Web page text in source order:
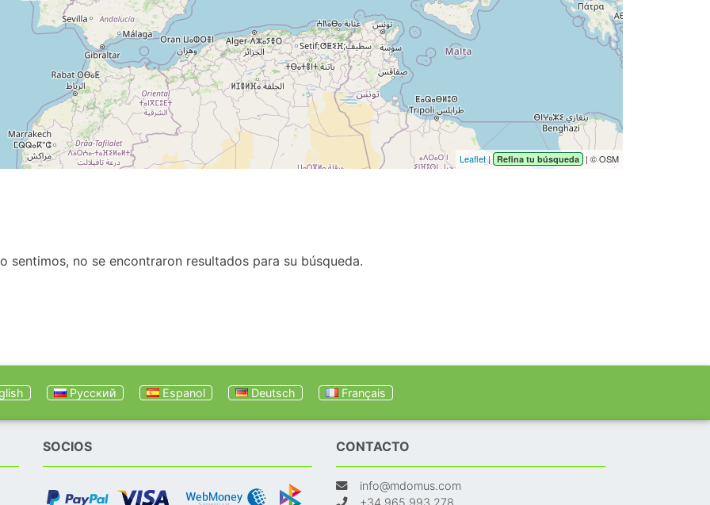
Leaflet| Refina tu búsqueda | © OSM
sentimos, no se encontraron resultados para su búsqueda.
Русский Espanol Deutsch Français
SOCIOS CONTACTO
info@mdomus.com
+34 965 993 278